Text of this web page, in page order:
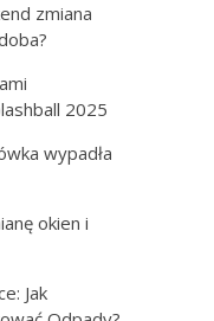
zmiana
2025
wypadła
okien i
Jak